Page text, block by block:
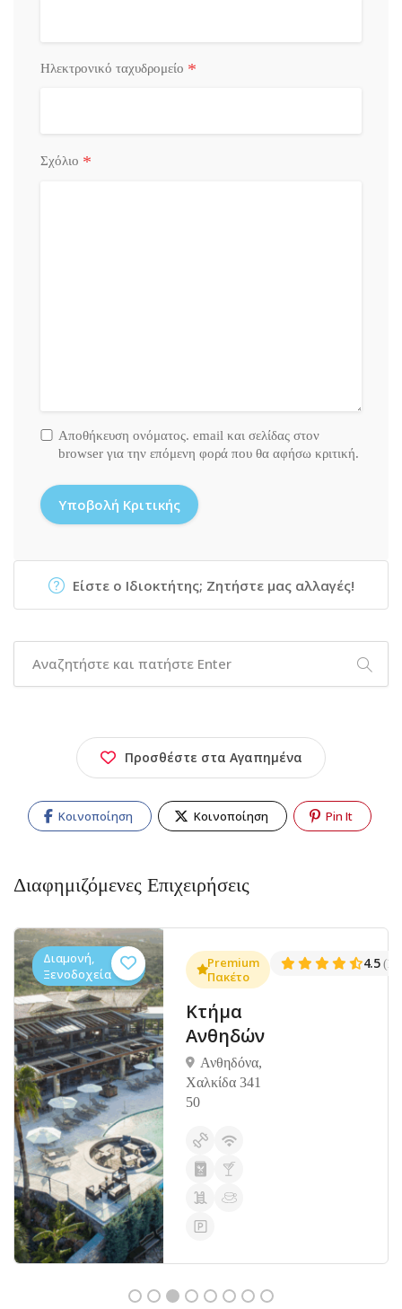
Ηλεκτρονικό ταχυδρομείο *
Σχόλιο *
Αποθήκευση ονόματος. email και σελίδας στον
browser για την επόμενη φορά που θα αφήσω κριτική.
Είστε ο Ιδιοκτήτης; Ζητήστε μας αλλαγές!
Προσθέστε στα Αγαπημένα
Κοινοποίηση Κοινοποίηση Pin It
Διαφημιζόμενες Επιχειρήσεις
(1381)
Διαμονή,
Ξενοδοχεία
Premium
Πακέτο
Κτήμα
Ανθηδών
Ανθηδόνα,
Χαλκίδα 341
50
4.5